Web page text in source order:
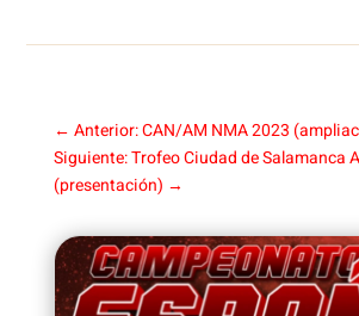
← Anterior: CAN/AM NMA 2023
Siguiente: Trofeo Ciudad de Salamanca
(presentación) →